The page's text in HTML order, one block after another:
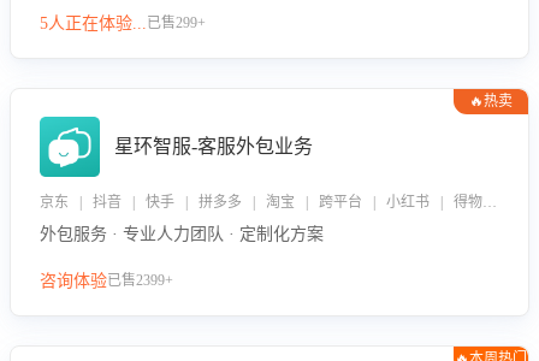
5人正在体验...已售299+
🔥热卖
星环智服-客服外包业务
京东 | 抖音 | 快手 | 拼多多 | 淘宝 | 跨平台 | 小红书 | 得物 | 企业微信
外包服务 · 专业人力团队 · 定制化方案
咨询体验已售2399+